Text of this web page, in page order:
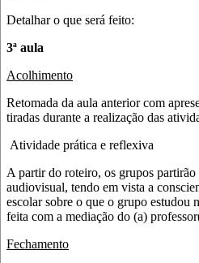
Detalhar o que será feito:
3ª aula
Acolhimento
Retomada da aula anterior com
tiradas durante a realização das
Atividade prática e reflexiva
A partir do roteiro, os grupos
audiovisual, tendo em vista a
escolar sobre o que o grupo estudou
feita com a mediação do (a)
Fechamento